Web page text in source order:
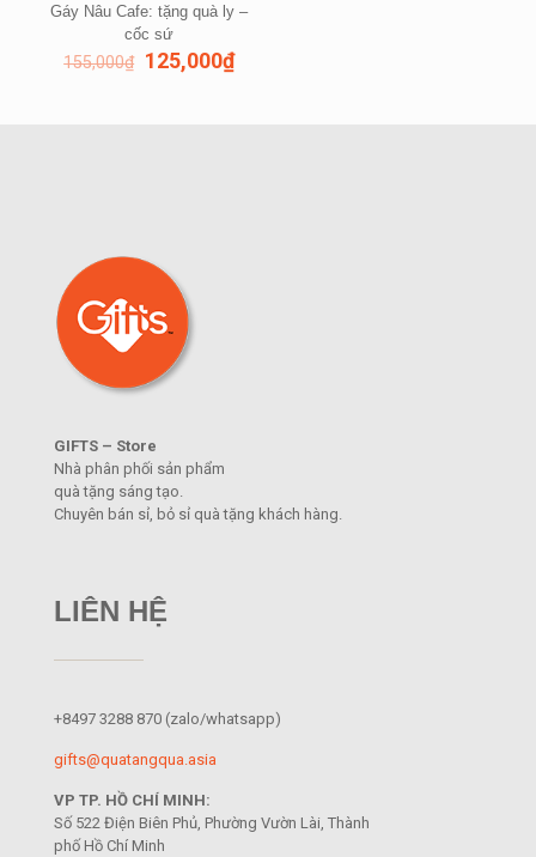
Gáy Nâu Cafe: tặng quà ly –
cốc sứ
155,000₫ 125,000₫
GIFTS – Store
Nhà phân phối sản phẩm
quà tặng sáng tạo.
Chuyên bán sỉ, bỏ sỉ quà tặng khách hàng.
LIÊN HỆ
+8497 3288 870 (zalo/whatsapp)
gifts@quatangqua.asia
VP TP. HỒ CHÍ MINH:
Số 522 Điện Biên Phủ, Phường Vườn Lài, Thành
phố Hồ Chí Minh